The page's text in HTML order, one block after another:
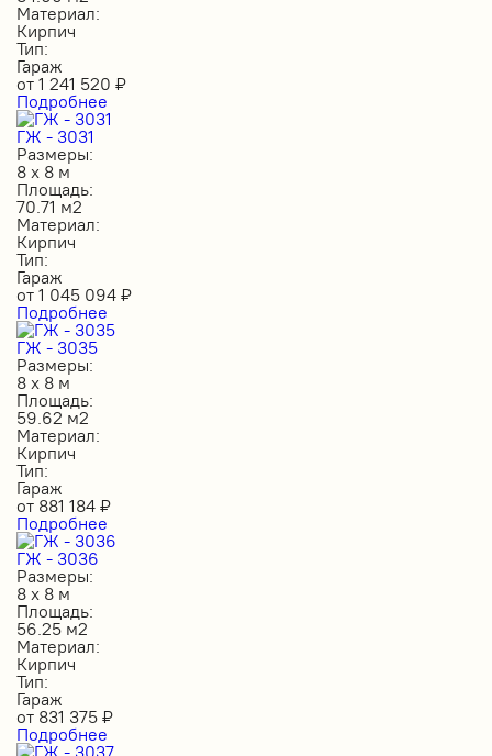
Материал:
Кирпич
Тип:
Гараж
от 1 241 520 ₽
Подробнее
ГЖ - 3031
Размеры:
8 х 8 м
Площадь:
70.71 м2
Материал:
Кирпич
Тип:
Гараж
от 1 045 094 ₽
Подробнее
ГЖ - 3035
Размеры:
8 х 8 м
Площадь:
59.62 м2
Материал:
Кирпич
Тип:
Гараж
от 881 184 ₽
Подробнее
ГЖ - 3036
Размеры:
8 х 8 м
Площадь:
56.25 м2
Материал:
Кирпич
Тип:
Гараж
от 831 375 ₽
Подробнее